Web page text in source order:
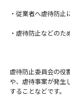
・従業者へ虐待防
・虐待防止などのた
虐待防止委員会の役
や、虐待事案が発生
することなどです。